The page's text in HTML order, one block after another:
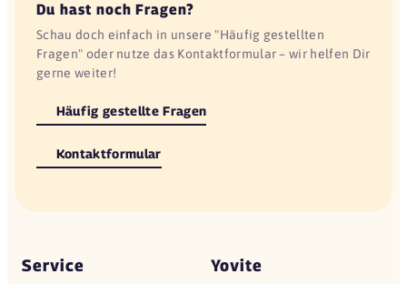
Du hast noch Fragen?
Schau doch einfach in unsere "Häufig gestellten
Fragen" oder nutze das Kontaktformular – wir helfen Dir
gerne weiter!
Häufig gestellte Fragen
Kontaktformular
Service Yovite